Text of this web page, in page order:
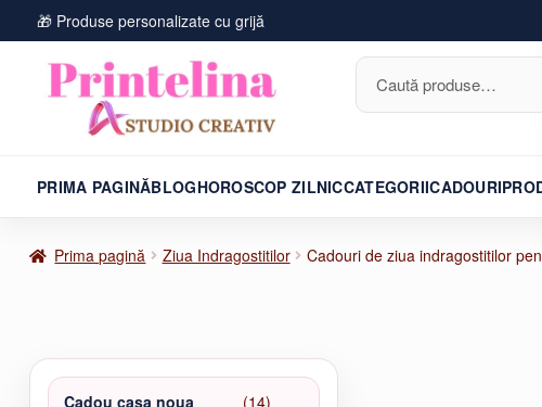
🎁 Produse personalizate cu grijă
Caută
după:
PRIMA PAGINĂBLOGHOROSCOP ZILNICCATEGORIICADOURI
Prima pagină Ziua Indragostitilor Cadouri de ziua indragostitilor
Cadou casa noua 1414